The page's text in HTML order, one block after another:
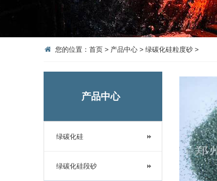
您的位置： 首页 > 产品中心 > 绿碳化硅粒度砂 >
产品中心
绿碳化硅
绿碳化硅段砂